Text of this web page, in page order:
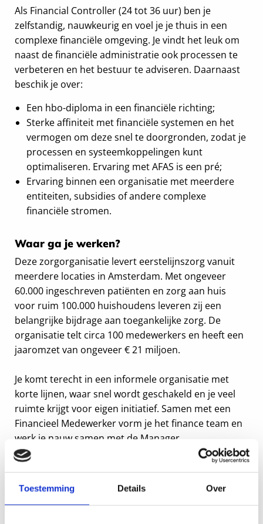
Toestemming Details Over
Als Financial Controller (24 tot 36 uur) ben je
zelfstandig, nauwkeurig en voel je je thuis in een
complexe financiële omgeving. Je vindt het leuk om
naast de financiële administratie ook processen te
verbeteren en het bestuur te adviseren. Daarnaast
beschik je over:
Een hbo-diploma in een financiële richting;
Sterke affiniteit met financiële systemen en het
vermogen om deze snel te doorgronden, zodat je
processen en systeemkoppelingen kunt
optimaliseren. Ervaring met AFAS is een pré;
Ervaring binnen een organisatie met meerdere
entiteiten, subsidies of andere complexe
financiële stromen.
Waar ga je werken?
Deze zorgorganisatie levert eerstelijnszorg vanuit
meerdere locaties in Amsterdam. Met ongeveer
60.000 ingeschreven patiënten en zorg aan huis
voor ruim 100.000 huishoudens leveren zij een
belangrijke bijdrage aan toegankelijke zorg. De
organisatie telt circa 100 medewerkers en heeft een
jaaromzet van ongeveer € 21 miljoen.
Je komt terecht in een informele organisatie met
korte lijnen, waar snel wordt geschakeld en je veel
ruimte krijgt voor eigen initiatief. Samen met een
Financieel Medewerker vorm je het finance team en
werk je nauw samen met de Manager
Bedrijfsvoering, voor wie je een belangrijke financiële
sparringpartner bent. Na je inwerkperiode werk je
hybride en krijg je veel vrijheid om de financiële
administratie verder te professionaliseren en